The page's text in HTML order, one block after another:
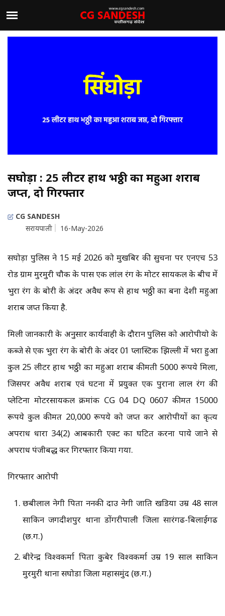
सिंघोड़ा : 25 लीटर हाथ भठ्ठी का महुआ शराब
जप्त, दो गिरफ्तार
CG SANDESH
सरायपाली
16-May-2026
सिंघोड़ा पुलिस ने 15 मई 2026 को मुखबिर की सुचना पर एनएच 53
रोड ग्राम मुरमुरी चौक के पास एक लांल रंग के मोटर सायकल के बीच में
भुरा रंग के बोरी के अंदर अवैध रूप से हाथ भठ्ठी का बना देशी महुआ
शराब जप्त किया है.
मिली जानकारी के अनुसार कार्यवाही के दौरान पुलिस को आरोपीयो के
कब्जे से एक भुरा रंग के बोरी के अंदर 01 प्लास्टिक झिल्ली में भरा हुआ
कुल 25 लीटर हाथ भठ्ठी का महुआ शराब कीमती 5000 रूपये मिला,
जिसपर अवैध शराब एवं घटना में प्रयुक्त एक पुराना लाल रंग की
प्लेटिना मोटरसायकल क्रमांक CG 04 DQ 0607 कीमत 15000
रूपये कुल कीमत 20,000 रूपये को जप्त कर आरोपीयों का कृत्य
अपराध धारा 34(2) आबकारी एक्ट का घटित करना पाये जाने से
अपराध पंजीबद्ध कर गिरफ्तार किया गया.
गिरफ्तार आरोपी
छबीलाल नेगी पिता ननकी दाउ नेगी जाति खडिया उम्र 48 साल
साकिन जगदीशपुर थाना डोंगरीपाली जिला सारंगढ-बिलाईगढ
(छ.ग.)
बीरेन्द्र विश्वकर्मा पिता कुबेर विश्वकर्मा उम्र 19 साल साकिन
मुरमुरी थाना सिंघोडा जिला महासमुंद (छ.ग.)